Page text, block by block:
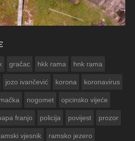
gračac hkk rama hnk rama
jozo ivančević korona koronavirus
nogomet opcinsko vijeće
franjo policija povijest prozor
vjesnik ramsko jezero